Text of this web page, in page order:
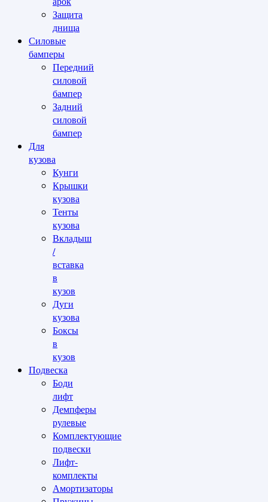
Защита
днища
Силовые
бамперы
Передний
силовой
бампер
Задний
силовой
бампер
Для
кузова
Кунги
Крышки
кузова
Тенты
кузова
Вкладыш
/
вставка
в
кузов
Дуги
кузова
Боксы
в
кузов
Подвеска
Боди
лифт
Демпферы
рулевые
Комплектующие
подвески
Лифт-
комплекты
Амортизаторы